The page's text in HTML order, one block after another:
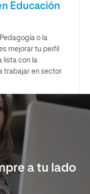
Educación
o la
mejorar tu perfil
lista con la
trabajar en sector
a tu lado